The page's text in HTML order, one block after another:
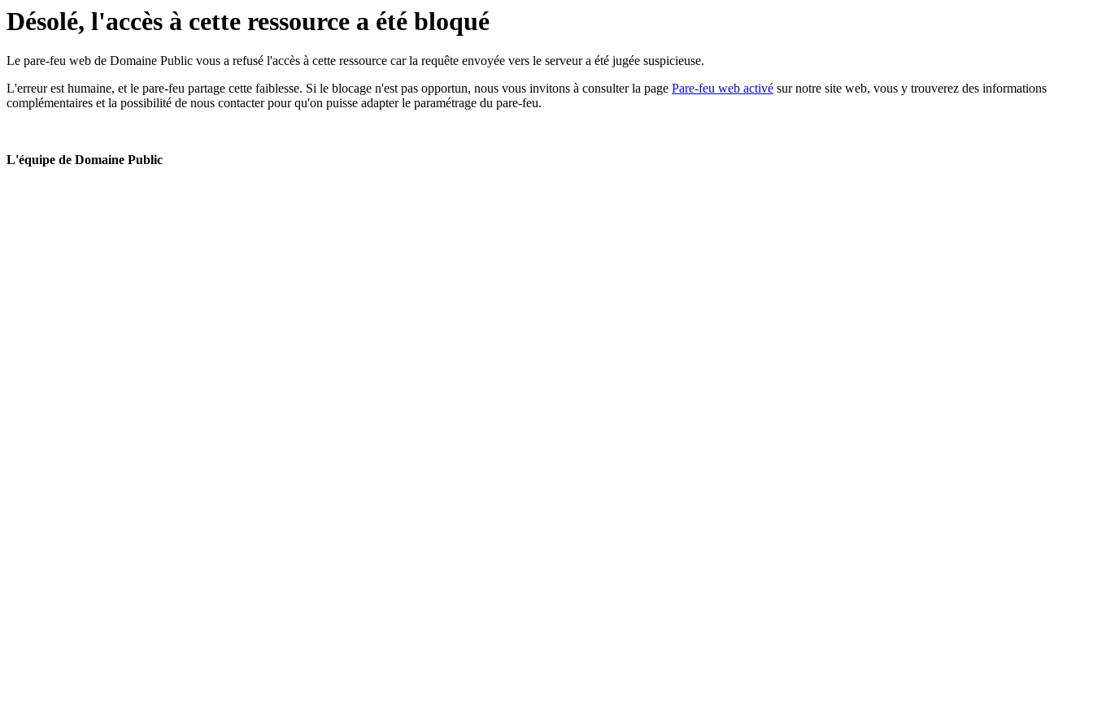
Désolé, l'accès à cette ressource a été bloqué
Le pare-feu web de Domaine Public vous a refusé l'accès à cette ressource car la requête envoyée vers le serveur a été jugée suspicieuse.
L'erreur est humaine, et le pare-feu partage cette faiblesse. Si le blocage n'est pas opportun, nous vous invitons à consulter la page Pare-feu web activé sur notre site web, vous y trouverez des informations
complémentaires et la possibilité de nous contacter pour qu'on puisse adapter le paramétrage du pare-feu.
L'équipe de Domaine Public